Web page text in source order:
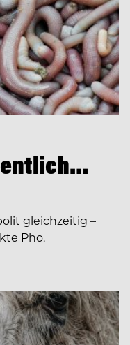
gleichzeitig –
Pho.